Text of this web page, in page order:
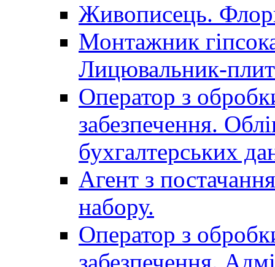
Живописець.
Монтажник
Лицювальник-
Оператор з
забезпечення.
бухгалтерських
Агент з
набору.
Оператор з